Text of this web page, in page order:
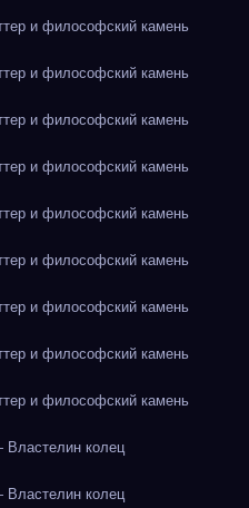
и философский камень
и философский камень
и философский камень
и философский камень
и философский камень
и философский камень
и философский камень
и философский камень
и философский камень
колец
колец